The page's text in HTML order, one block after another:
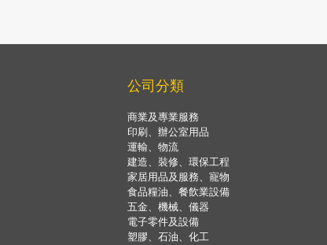
公司分類
商業及專業服務
印刷、辦公室用品
運輸、物流
建造、裝修、環保工程
家居用品及服務、寵物
食品糧油、餐飲業設備
五金、機械、儀器
電子零件及設備
塑膠、石油、化工